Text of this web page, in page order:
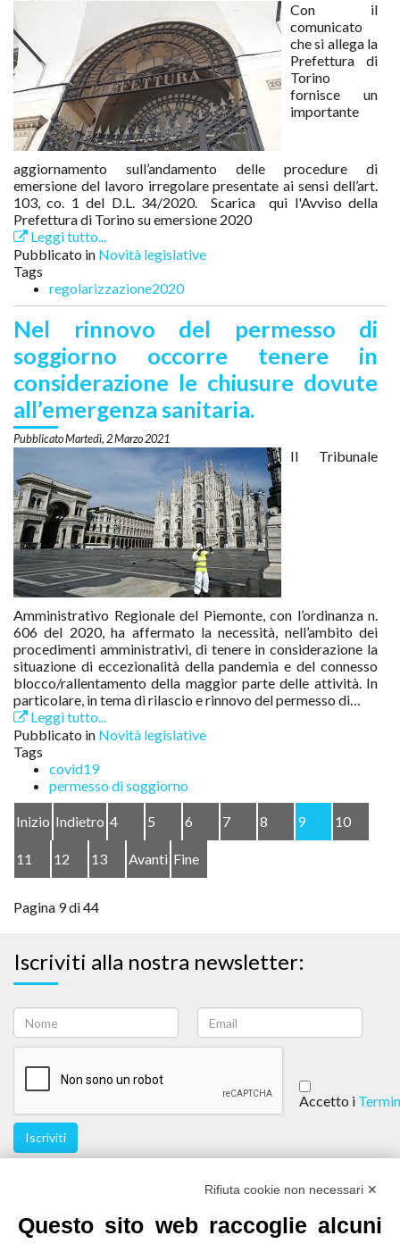
Con il
comunicato
che si allega la
Prefettura di
Torino
fornisce un
importante
aggiornamento sull’andamento delle procedure di
emersione del lavoro irregolare presentate ai sensi dell’art.
103, co. 1 del D.L. 34/2020. Scarica qui l'Avviso della
Prefettura di Torino su emersione 2020
Leggi tutto...
Pubblicato in Novità legislative
Tags
regolarizzazione2020
Nel rinnovo del permesso di
soggiorno occorre tenere in
considerazione le chiusure dovute
all’emergenza sanitaria.
Martedì, 2 Marzo 2021
Il Tribunale
Amministrativo Regionale del Piemonte, con l’ordinanza n.
606 del 2020, ha affermato la necessità, nell’ambito dei
procedimenti amministrativi, di tenere in considerazione la
situazione di eccezionalità della pandemia e del connesso
blocco/rallentamento della maggior parte delle attività. In
particolare, in tema di rilascio e rinnovo del permesso di…
Leggi tutto...
Pubblicato in Novità legislative
Tags
covid19
permesso di soggiorno
Inizio Indietro 4 5 6 7 8 9 10
11 12 13 Avanti Fine
Pagina 9 di 44
Iscriviti alla nostra newsletter:
Accetto i
Iscriviti
Rifiuta cookie non necessari ✕
Questo sito web raccoglie alcuni